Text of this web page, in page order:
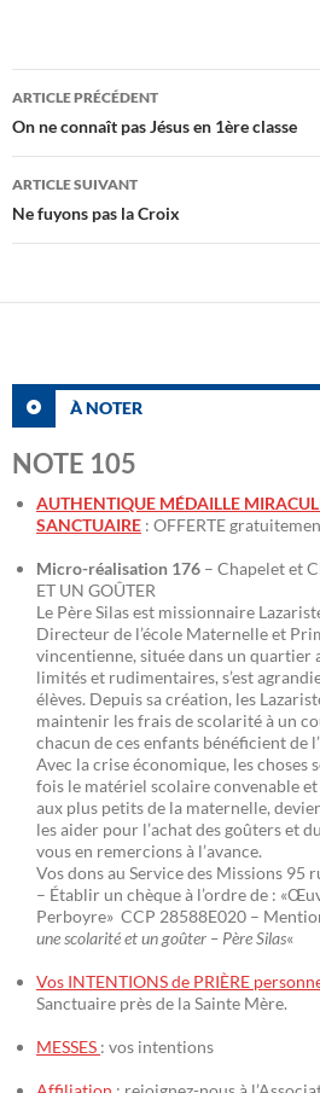
Navigation
des
articles
ARTICLE PRÉCÉDENT
On ne connaît pas Jésus en 1ère classe
ARTICLE SUIVANT
Ne fuyons pas la Croix
À NOTER
NOTE 105
AUTHENTIQUE MÉDAILLE
SANCTUAIRE : OFFERTE
Micro-réalisation 176 – Chapelet et
ET UN GOÛTER
Le Père Silas est missionnaire
Directeur de l’école Maternelle et
vincentienne, située dans un quartier
limités et rudimentaires, s’est
élèves. Depuis sa création, les
maintenir les frais de scolarité à un
chacun de ces enfants bénéficient de
Avec la crise économique, les
fois le matériel scolaire convenable
aux plus petits de la maternelle,
les aider pour l’achat des goûters et
vous en remercions à l’avance.
Vos dons au Service des Missions 95
– Établir un chèque à l’ordre de :
Perboyre» CCP 28588E020 –
une scolarité et un goûter – Père Silas«
Vos INTENTIONS de PRIÈRE
Sanctuaire près de la Sainte Mère.
MESSES : vos intentions